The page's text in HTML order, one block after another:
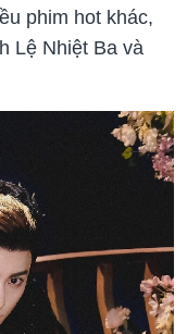
phim hot khác,
Lệ Nhiệt Ba và